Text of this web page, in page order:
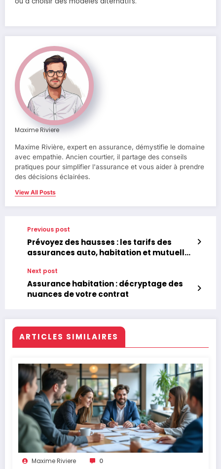
Maxime Riviere
Maxime Rivière, expert en assurance, démystifie le domaine
avec empathie. Ancien courtier, il partage des conseils
pratiques pour simplifier l'assurance et vous aider à prendre
des décisions éclairées.
View All Posts
Previous post
Prévoyez des hausses : les tarifs des
assurances auto, habitation et mutuelles
Next post
Assurance habitation : décryptage des
nuances de votre contrat
ARTICLES SIMILAIRES
Maxime Riviere 0